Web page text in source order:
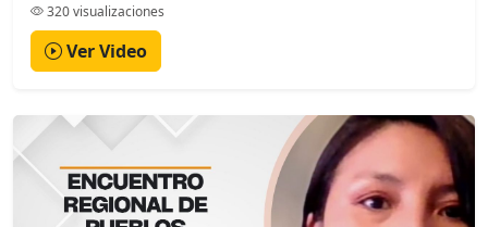
320 visualizaciones
Ver Video